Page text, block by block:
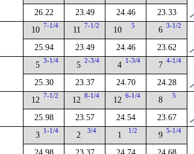
26.22 23.49 24.46 23.33
10 7-1/4
25.94
11 7-1/2
23.49
10 5
24.46
6 3-1/2
23.62
5 3-1/4
25.30
5 2-3/4
23.37
4 1-3/4
24.70
7 4-1/4
24.28
12 7-1/2
25.98
12 8-1/4
23.57
12 6-1/4
24.54
8 5
23.67
3 1-1/4 2 3/4 1 1/2 9 5-1/4